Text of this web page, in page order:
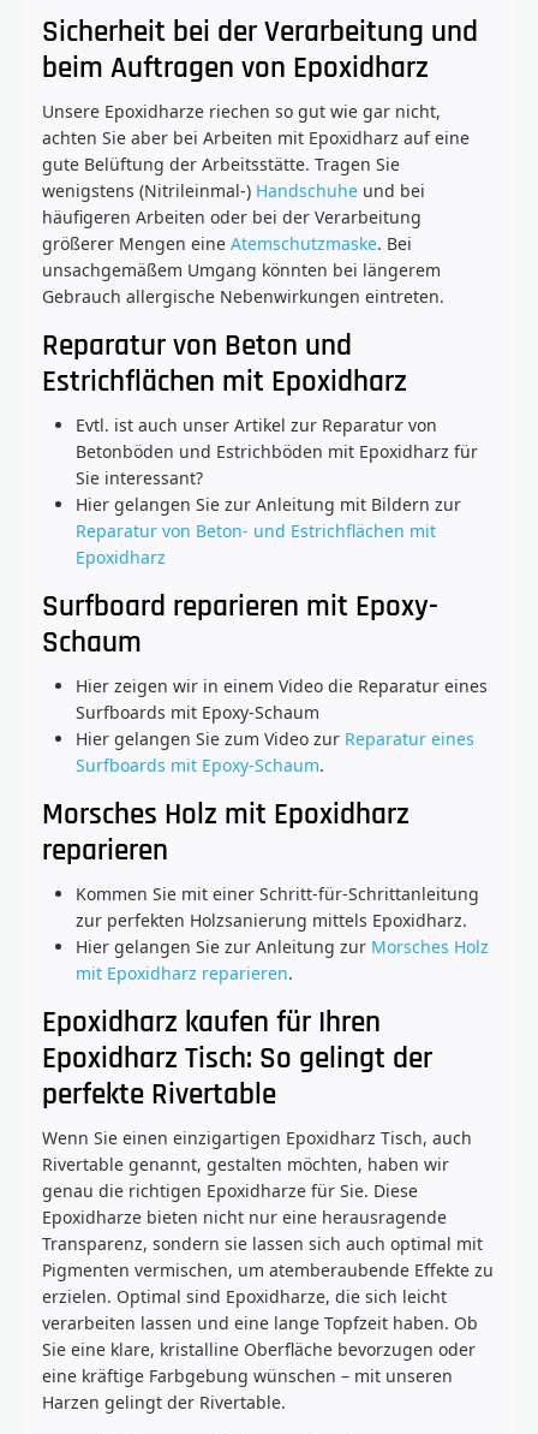
Sicherheit bei der Verarbeitung und
beim Auftragen von Epoxidharz
Unsere Epoxidharze riechen so gut wie gar nicht,
achten Sie aber bei Arbeiten mit Epoxidharz auf eine
gute Belüftung der Arbeitsstätte. Tragen Sie
wenigstens (Nitrileinmal-) Handschuhe und bei
häufigeren Arbeiten oder bei der Verarbeitung
größerer Mengen eine Atemschutzmaske. Bei
unsachgemäßem Umgang könnten bei längerem
Gebrauch allergische Nebenwirkungen eintreten.
Reparatur von Beton und
Estrichflächen mit Epoxidharz
Evtl. ist auch unser Artikel zur Reparatur von
Betonböden und Estrichböden mit Epoxidharz für
Sie interessant?
Hier gelangen Sie zur Anleitung mit Bildern zur
Reparatur von Beton- und Estrichflächen mit
Epoxidharz
Surfboard reparieren mit Epoxy-
Schaum
Hier zeigen wir in einem Video die Reparatur eines
Surfboards mit Epoxy-Schaum
Hier gelangen Sie zum Video zur Reparatur eines
Surfboards mit Epoxy-Schaum.
Morsches Holz mit Epoxidharz
reparieren
Kommen Sie mit einer Schritt-für-Schrittanleitung
zur perfekten Holzsanierung mittels Epoxidharz.
Hier gelangen Sie zur Anleitung zur Morsches Holz
mit Epoxidharz reparieren.
Epoxidharz kaufen für Ihren
Epoxidharz Tisch: So gelingt der
perfekte Rivertable
Wenn Sie einen einzigartigen Epoxidharz Tisch, auch
Rivertable genannt, gestalten möchten, haben wir
genau die richtigen Epoxidharze für Sie. Diese
Epoxidharze bieten nicht nur eine herausragende
Transparenz, sondern sie lassen sich auch optimal mit
Pigmenten vermischen, um atemberaubende Effekte zu
erzielen. Optimal sind Epoxidharze, die sich leicht
verarbeiten lassen und eine lange Topfzeit haben. Ob
Sie eine klare, kristalline Oberfläche bevorzugen oder
eine kräftige Farbgebung wünschen – mit unseren
Harzen gelingt der Rivertable.